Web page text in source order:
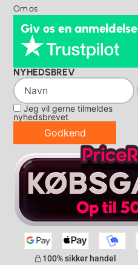
Om os
Giv os en anmeldelse
NYHEDSBREV
Jeg vil gerne tilmeldes
nyhedsbrevet
Godkend
100% sikker handel